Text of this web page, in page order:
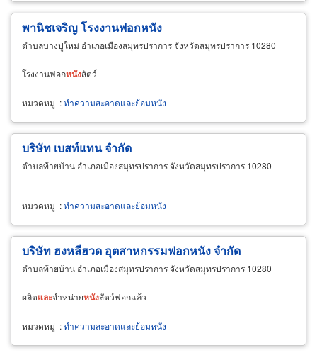
พานิชเจริญ โรงงานฟอกหนัง
ตำบลบางปูใหม่ อำเภอเมืองสมุทรปราการ จังหวัดสมุทรปราการ 10280
โรงงานฟอกหนังสัตว์
หมวดหมู่ :ทำความสะอาดและย้อมหนัง
บริษัท เบสท์แทน จำกัด
ตำบลท้ายบ้าน อำเภอเมืองสมุทรปราการ จังหวัดสมุทรปราการ 10280
หมวดหมู่ :ทำความสะอาดและย้อมหนัง
บริษัท ฮงหลีฮวด อุตสาหกรรมฟอกหนัง จำกัด
ตำบลท้ายบ้าน อำเภอเมืองสมุทรปราการ จังหวัดสมุทรปราการ 10280
ผลิตและจำหน่ายหนังสัตว์ฟอกแล้ว
หมวดหมู่ :ทำความสะอาดและย้อมหนัง